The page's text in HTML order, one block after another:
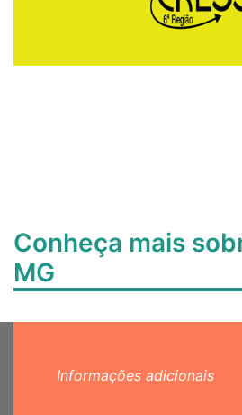
Conheça mais
MG
Informações adicionais